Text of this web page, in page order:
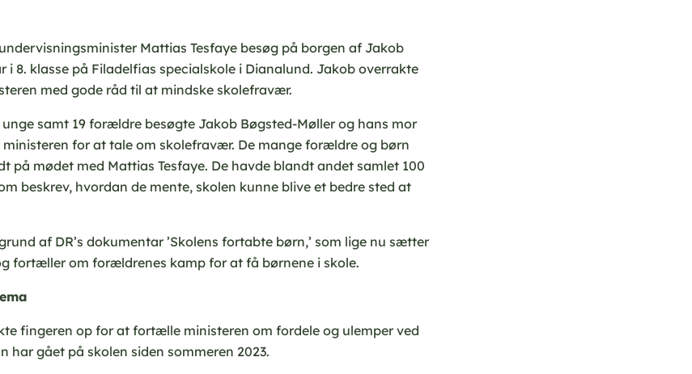
Mattias Tesfaye besøg på borgen af Jakob
i 8. klasse på Filadelfias specialskole i Dianalund. Jakob overrakte
med gode råd til at mindske skolefravær.
samt 19 forældre besøgte Jakob Bøgsted-Møller og hans mor
for at tale om skolefravær. De mange forældre og børn
på mødet med Mattias Tesfaye. De havde blandt andet samlet 100
beskrev, hvordan de mente, skolen kunne blive et bedre sted at
af DR’s dokumentar ’Skolens fortabte børn,’ som lige nu sætter
fortæller om forældrenes kamp for at få børnene i skole.
fingeren op for at fortælle ministeren om fordele og ulemper ved
har gået på skolen siden sommeren 2023.